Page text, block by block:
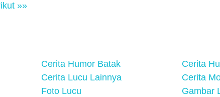
»»
Cerita Humor Batak
Cerita
Cerita Lucu Lainnya
Cerita
Foto Lucu
Gambar